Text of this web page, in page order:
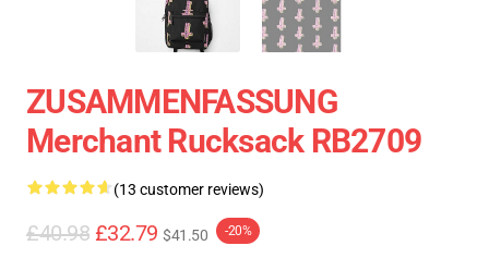
ZUSAMMENFASSUNG
Merchant Rucksack RB2709
(13 customer reviews)
£40.98 £32.79 $41.50 -20%